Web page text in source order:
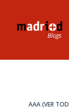
a
AAA (VER